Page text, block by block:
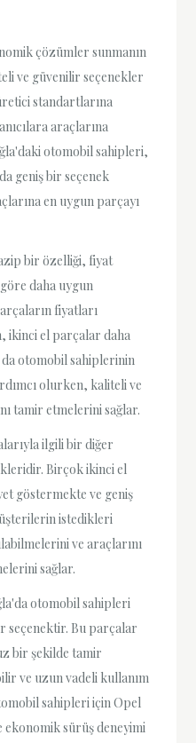
çözümler sunmanın
ve güvenilir seçenekler
standartlarına
araçlarına
otomobil sahipleri,
geniş bir seçenek
en uygun parçayı
bir özelliği, fiyat
daha uygun
fiyatları
ikinci el parçalar daha
otomobil sahiplerinin
olurken, kaliteli ve
tamir etmelerini sağlar.
ilgili bir diğer
Birçok ikinci el
göstermekte ve geniş
istedikleri
ve araçlarını
sağlar.
otomobil sahipleri
seçenektir. Bu parçalar
bir şekilde tamir
ve uzun vadeli kullanım
sahipleri için Opel
ekonomik sürüş deneyimi